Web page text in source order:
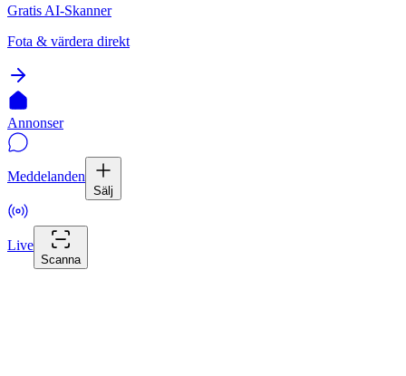
Gratis AI-Skanner
Fota & värdera direkt
Annonser
Meddelanden
Sälj
Live
Scanna